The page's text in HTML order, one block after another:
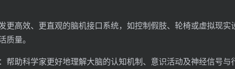
更高效、更直观的脑机接口系统，如控制假肢、轮椅或虚拟现实
质量。
帮助科学家更好地理解大脑的认知机制、意识活动及神经信号与